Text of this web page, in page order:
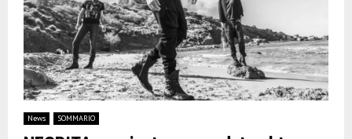
News SOMMARIO